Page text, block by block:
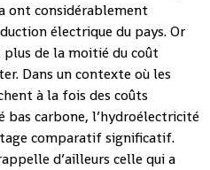
ont considérablement
électrique du pays. Or
plus de la moitié du coût
Dans un contexte où les
à la fois des coûts
carbone, l’hydroélectricité
comparatif significatif.
d’ailleurs celle qui a